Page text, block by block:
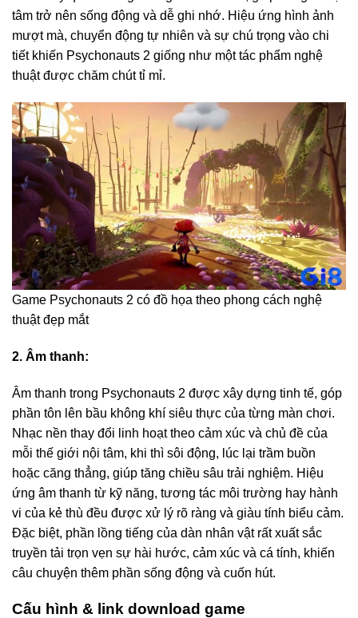
tâm trở nên sống động và dễ ghi nhớ. Hiệu ứng hình ảnh
mượt mà, chuyển động tự nhiên và sự chú trọng vào chi
tiết khiến Psychonauts 2 giống như một tác phẩm nghệ
thuật được chăm chút tỉ mỉ.
Game Psychonauts 2 có đồ họa theo phong cách nghệ
thuật đẹp mắt
2. Âm thanh:
Âm thanh trong Psychonauts 2 được xây dựng tinh tế, góp
phần tôn lên bầu không khí siêu thực của từng màn chơi.
Nhạc nền thay đổi linh hoạt theo cảm xúc và chủ đề của
mỗi thế giới nội tâm, khi thì sôi động, lúc lại trầm buồn
hoặc căng thẳng, giúp tăng chiều sâu trải nghiệm. Hiệu
ứng âm thanh từ kỹ năng, tương tác môi trường hay hành
vi của kẻ thù đều được xử lý rõ ràng và giàu tính biểu cảm.
Đặc biệt, phần lồng tiếng của dàn nhân vật rất xuất sắc
truyền tải trọn vẹn sự hài hước, cảm xúc và cá tính, khiến
câu chuyện thêm phần sống động và cuốn hút.
Cấu hình & link download game